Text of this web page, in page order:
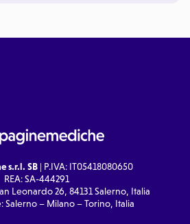
s.r.l. SB| P.IVA: IT05418080650
REA: SA-444291
Leonardo 26, 84131 Salerno, Italia
Salerno – Milano – Torino, Italia